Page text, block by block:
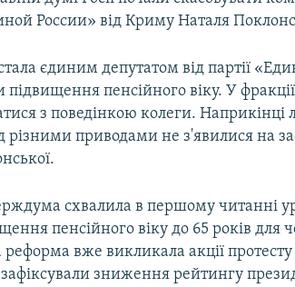
России» від Криму Наталя
єдиним депутатом від партії
підвищення пенсійного віку. У
з поведінкою колеги. Наприкінці
приводами не з'явилися на
схвалила в першому читанні
пенсійного віку до 65 років для
вже викликала акції протесту
зафіксували зниження рейтингу